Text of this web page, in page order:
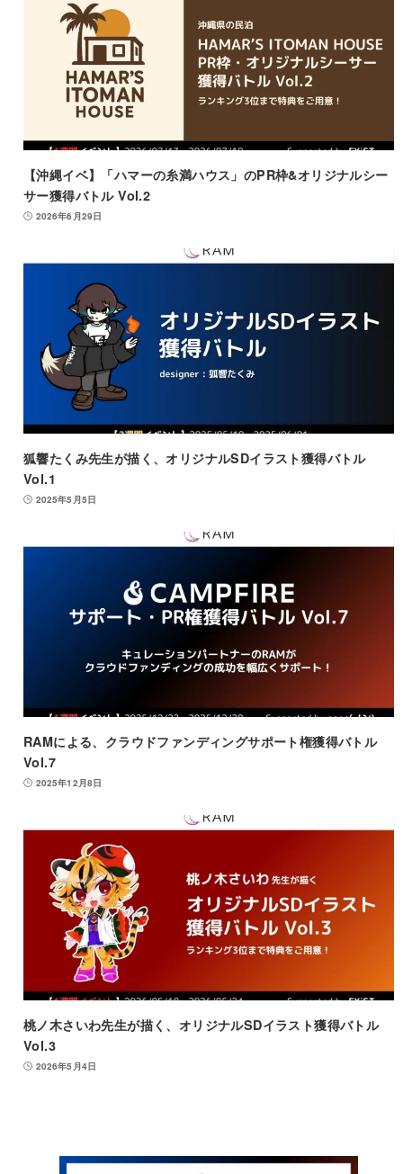
【沖縄イベ】「ハマーの糸満ハウス」のPR枠&オリジナルシー
サー獲得バトル Vol.2
2026年6月29日
狐響たくみ先生が描く、オリジナルSDイラスト獲得バトル
Vol.1
2025年5月5日
RAMによる、クラウドファンディングサポート権獲得バトル
Vol.7
2025年12月8日
桃ノ木さいわ先生が描く、オリジナルSDイラスト獲得バトル
Vol.3
2026年5月4日